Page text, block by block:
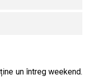
un întreg weekend.